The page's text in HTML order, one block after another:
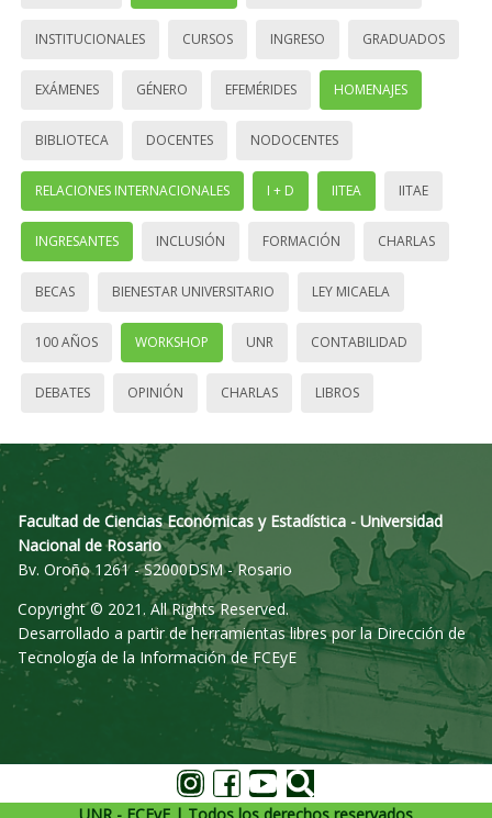
INSTITUCIONALES CURSOS INGRESO GRADUADOS
EXÁMENES GÉNERO EFEMÉRIDES HOMENAJES
BIBLIOTECA DOCENTES NODOCENTES
RELACIONES INTERNACIONALES I + D IITEA IITAE
INGRESANTES INCLUSIÓN FORMACIÓN CHARLAS
BECAS BIENESTAR UNIVERSITARIO LEY MICAELA
100 AÑOS WORKSHOP UNR CONTABILIDAD
DEBATES OPINIÓN CHARLAS LIBROS
Facultad de Ciencias Económicas y Estadística - Universidad
Nacional de Rosario
Bv. Oroño 1261 - S2000DSM - Rosario
Copyright © 2021. All Rights Reserved.
Desarrollado a partir de herramientas libres por la Dirección de
Tecnología de la Información de FCEyE